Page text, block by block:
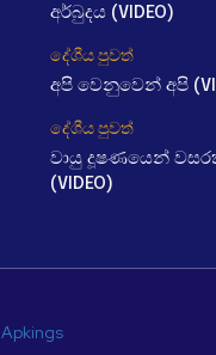
අර්බුදය (VIDEO)
දේශීය පුවත්
අපි වෙනුවෙන් අපි
දේශීය පුවත්
වායු දූෂණයෙන්
(VIDEO)
Apkings